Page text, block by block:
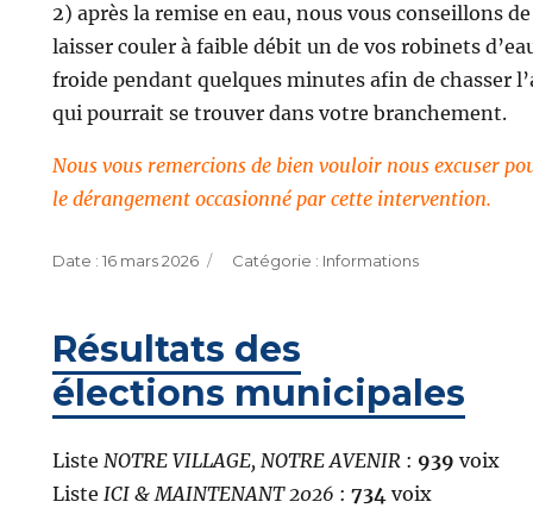
2) après la remise en eau, nous vous conseillons de
laisser couler à faible débit un de vos robinets
froide pendant quelques minutes afin de chasser
qui pourrait se trouver dans votre branchement.
Nous vous remercions de bien vouloir nous excuser
le dérangement occasionné par cette intervention.
Publié
16 mars 2026 Catégories
Informations
Résultats des
élections municipales
Liste NOTRE VILLAGE, NOTRE AVENIR: 939 voix
Liste ICI & MAINTENANT 2026 : 734voix